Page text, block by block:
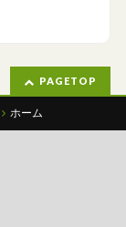
PAGETOP
ホーム